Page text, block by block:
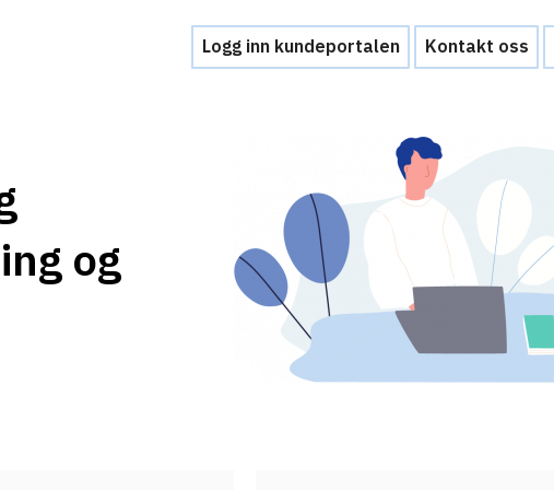
Logg inn kundeportalen Kontakt oss
Brukerstøtte
Ofte stilte spørsmål
Hva skal du gjøre ved et personvernbrudd?
og